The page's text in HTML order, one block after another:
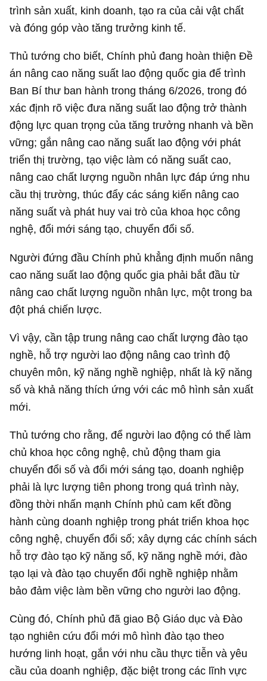
trình sản xuất, kinh doanh, tạo ra của cải vật chất
và đóng góp vào tăng trưởng kinh tế.
Thủ tướng cho biết, Chính phủ đang hoàn thiện Đề
án nâng cao năng suất lao động quốc gia để trình
Ban Bí thư ban hành trong tháng 6/2026, trong đó
xác định rõ việc đưa năng suất lao động trở thành
động lực quan trọng của tăng trưởng nhanh và bền
vững; gắn nâng cao năng suất lao động với phát
triển thị trường, tạo việc làm có năng suất cao,
nâng cao chất lượng nguồn nhân lực đáp ứng nhu
cầu thị trường, thúc đẩy các sáng kiến nâng cao
năng suất và phát huy vai trò của khoa học công
nghệ, đổi mới sáng tạo, chuyển đổi số.
Người đứng đầu Chính phủ khẳng định muốn nâng
cao năng suất lao động quốc gia phải bắt đầu từ
nâng cao chất lượng nguồn nhân lực, một trong ba
đột phá chiến lược.
Vì vậy, cần tập trung nâng cao chất lượng đào tạo
nghề, hỗ trợ người lao động nâng cao trình độ
chuyên môn, kỹ năng nghề nghiệp, nhất là kỹ năng
số và khả năng thích ứng với các mô hình sản xuất
mới.
Thủ tướng cho rằng, để người lao động có thể làm
chủ khoa học công nghệ, chủ động tham gia
chuyển đổi số và đổi mới sáng tạo, doanh nghiệp
phải là lực lượng tiên phong trong quá trình này,
đồng thời nhấn mạnh Chính phủ cam kết đồng
hành cùng doanh nghiệp trong phát triển khoa học
công nghệ, chuyển đổi số; xây dựng các chính sách
hỗ trợ đào tạo kỹ năng số, kỹ năng nghề mới, đào
tạo lại và đào tạo chuyển đổi nghề nghiệp nhằm
bảo đảm việc làm bền vững cho người lao động.
Cùng đó, Chính phủ đã giao Bộ Giáo dục và Đào
tạo nghiên cứu đổi mới mô hình đào tạo theo
hướng linh hoạt, gắn với nhu cầu thực tiễn và yêu
cầu của doanh nghiệp, đặc biệt trong các lĩnh vực